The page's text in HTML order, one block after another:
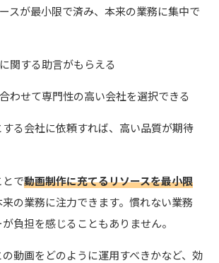
スが最小限で済み、本来の業務に集中で
関する助言がもらえる
わせて専門性の高い会社を選択できる
る会社に依頼すれば、高い品質が期待
とで動画制作に充てるリソースを最小限
の業務に注力できます。慣れない業務
負担を感じることもありません。
動画をどのように運用すべきかなど、効